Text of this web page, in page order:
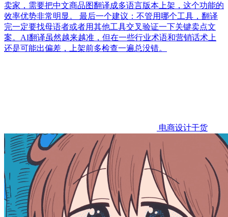
卖家，需要把中文商品图翻译成多语言版本上架，这个功能的
效率优势非常明显。 最后一个建议：不管用哪个工具，翻译
完一定要找母语者或者用其他工具交叉验证一下关键卖点文
案。AI翻译虽然越来越准，但在一些行业术语和营销话术上
还是可能出偏差，上架前多检查一遍总没错。
电商设计干货